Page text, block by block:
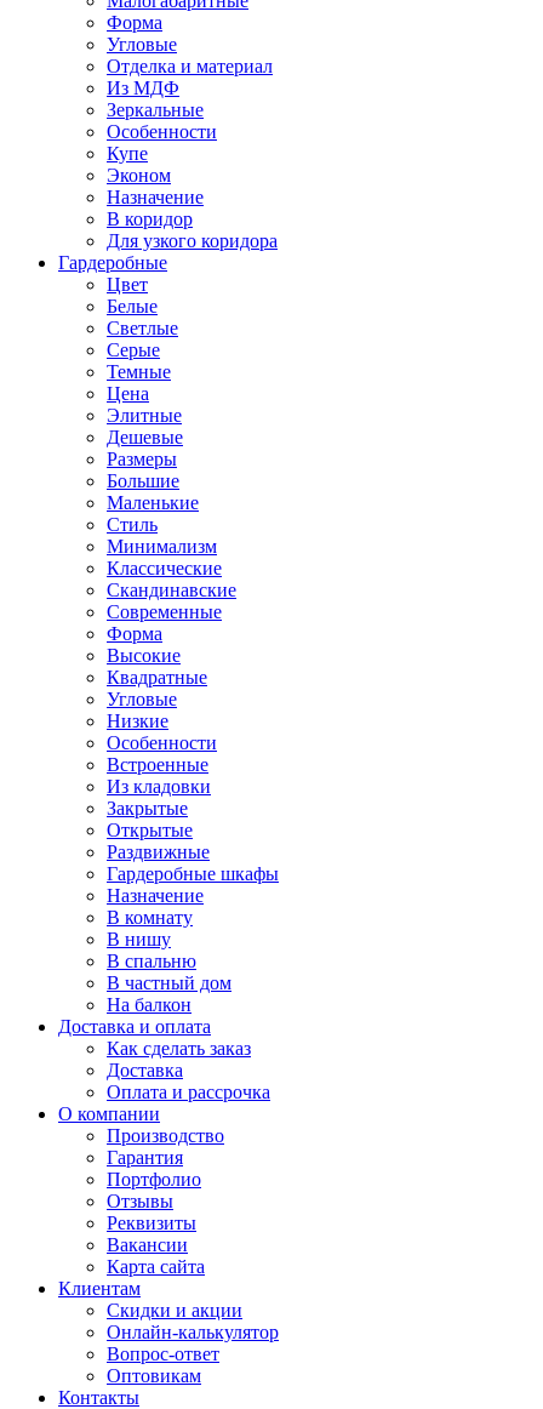
Форма
Угловые
Отделка и материал
Из МДФ
Зеркальные
Особенности
Купе
Эконом
Назначение
В коридор
Для узкого коридора
Гардеробные
Цвет
Белые
Светлые
Серые
Темные
Цена
Элитные
Дешевые
Размеры
Большие
Маленькие
Стиль
Минимализм
Классические
Скандинавские
Современные
Форма
Высокие
Квадратные
Угловые
Низкие
Особенности
Встроенные
Из кладовки
Закрытые
Открытые
Раздвижные
Гардеробные шкафы
Назначение
В комнату
В нишу
В спальню
В частный дом
На балкон
Доставка и оплата
Как сделать заказ
Доставка
Оплата и рассрочка
О компании
Производство
Гарантия
Портфолио
Отзывы
Реквизиты
Вакансии
Карта сайта
Клиентам
Скидки и акции
Онлайн-калькулятор
Вопрос-ответ
Оптовикам
Контакты